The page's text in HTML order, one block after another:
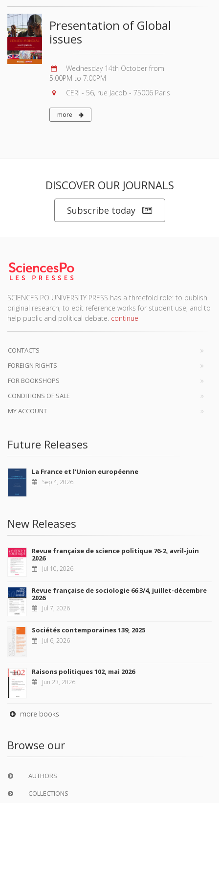
Presentation of Global
issues
Wednesday 14th October from
5:00PM to 7:00PM
CERI - 56, rue Jacob - 75006 Paris
more
DISCOVER OUR JOURNALS
Subscribe today
SCIENCES PO UNIVERSITY PRESS has a threefold role: to publish
original research, to edit reference works for student use, and to
help public and political debate. continue
CONTACTS
FOREIGN RIGHTS
FOR BOOKSHOPS
CONDITIONS OF SALE
MY ACCOUNT
Future Releases
La France et l'Union européenne
Sep 4, 2026
New Releases
Revue française de science politique 76-2, avril-juin
2026
Jul 10, 2026
Revue française de sociologie 66 3/4, juillet-décembre
2026
Jul 7, 2026
Sociétés contemporaines 139, 2025
Jul 6, 2026
Raisons politiques 102, mai 2026
Jun 23, 2026
more books
Browse our
AUTHORS
COLLECTIONS